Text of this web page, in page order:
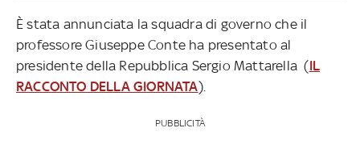
È stata annunciata la squadra di governo che il
professore Giuseppe Conte ha presentato al
presidente della Repubblica Sergio Mattarella (IL
RACCONTO DELLA GIORNATA).
PUBBLICITÀ